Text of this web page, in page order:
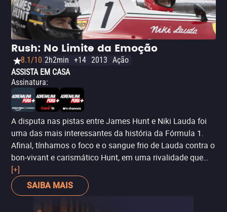
Rush: No Limite da Emoção
8.1/10 2h2min +14 2013 Ação
ASSISTA EM CASA
Assinatura:
A disputa nas pistas entre James Hunt e Niki Lauda foi
uma das mais interessantes da história da Fórmula 1.
Afinal, tínhamos o foco e o sangue frio de Lauda contra o
bon-vivant e carismático Hunt, em uma rivalidade que
também representou uma época de transformação para
o esporte. Tudo isso temperado com o trágico acidente
do austríaco no circuito de Nuburgring, com o piloto da
[+]
SAIBA MAIS